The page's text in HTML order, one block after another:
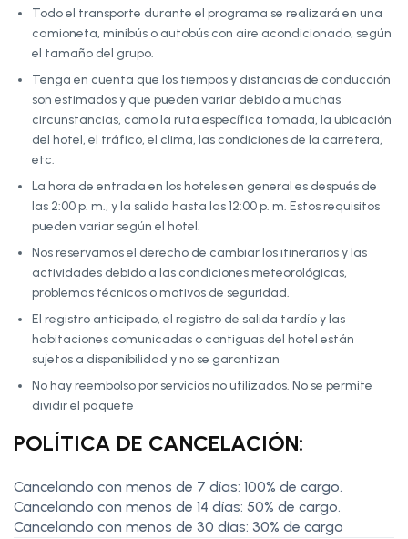
Todo el transporte durante el programa se realizará en una
camioneta, minibús o autobús con aire acondicionado, según
el tamaño del grupo.
Tenga en cuenta que los tiempos y distancias de conducción
son estimados y que pueden variar debido a muchas
circunstancias, como la ruta específica tomada, la ubicación
del hotel, el tráfico, el clima, las condiciones de la carretera,
etc.
La hora de entrada en los hoteles en general es después de
las 2:00 p. m., y la salida hasta las 12:00 p. m. Estos requisitos
pueden variar según el hotel.
Nos reservamos el derecho de cambiar los itinerarios y las
actividades debido a las condiciones meteorológicas,
problemas técnicos o motivos de seguridad.
El registro anticipado, el registro de salida tardío y las
habitaciones comunicadas o contiguas del hotel están
sujetos a disponibilidad y no se garantizan
No hay reembolso por servicios no utilizados. No se permite
dividir el paquete
POLÍTICA DE CANCELACIÓN:
Cancelando con menos de 7 días: 100% de cargo.
Cancelando con menos de 14 días: 50% de cargo.
Cancelando con menos de 30 días: 30% de cargo